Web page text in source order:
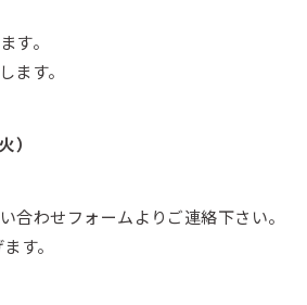
す。
ます。
）
合わせフォームよりご連絡下さい。
す。